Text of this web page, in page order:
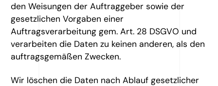
den Weisungen der Auftraggeber sowie der
gesetzlichen Vorgaben einer
Auftragsverarbeitung gem. Art. 28 DSGVO und
verarbeiten die Daten zu keinen anderen, als den
auftragsgemäßen Zwecken.
Wir löschen die Daten nach Ablauf gesetzlicher